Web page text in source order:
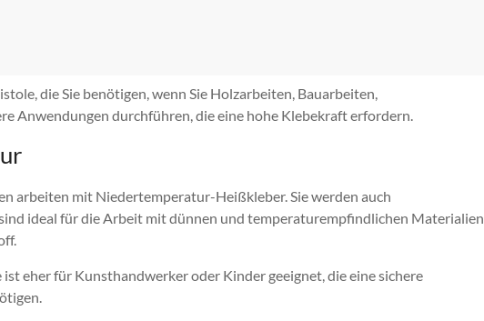
die Sie benötigen, wenn Sie Holzarbeiten, Bauarbeiten,
Anwendungen durchführen, die eine hohe Klebekraft erfordern.
arbeiten mit Niedertemperatur-Heißkleber. Sie werden auch
ideal für die Arbeit mit dünnen und temperaturempfindlichen Materialien
eher für Kunsthandwerker oder Kinder geeignet, die eine sichere